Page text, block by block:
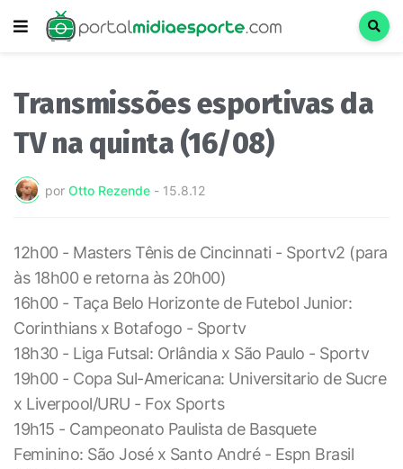
Transmissões esportivas da
TV na quinta (16/08)
por Otto Rezende - 15.8.12
12h00 - Masters Tênis de Cincinnati - Sportv2 (para
às 18h00 e retorna às 20h00)
16h00 - Taça Belo Horizonte de Futebol Junior:
Corinthians x Botafogo - Sportv
18h30 - Liga Futsal: Orlândia x São Paulo - Sportv
19h00 - Copa Sul-Americana: Universitario de Sucre
x Liverpool/URU - Fox Sports
19h15 - Campeonato Paulista de Basquete
Feminino: São José x Santo André - Espn Brasil